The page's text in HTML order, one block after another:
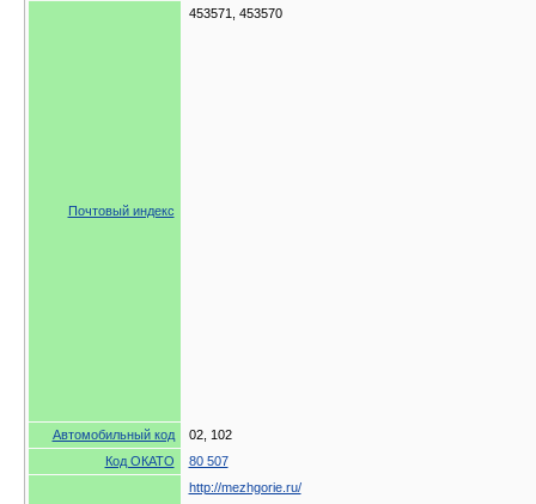
Почтовый индекс
453571, 453570
Автомобильный код
02, 102
Код ОКАТО
80 507
http://mezhgorie.ru/